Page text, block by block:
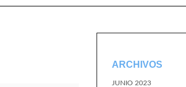
ARCHIVOS
JUNIO 2023